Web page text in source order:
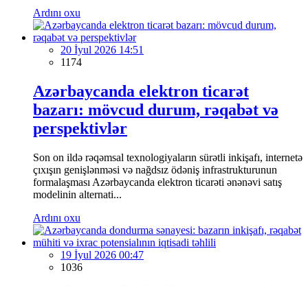
Ardını oxu
20 İyul 2026 14:51
1174
Azərbaycanda elektron ticarət
bazarı: mövcud durum, rəqabət və
perspektivlər
Son on ildə rəqəmsal texnologiyaların sürətli inkişafı, internetə
çıxışın genişlənməsi və nağdsız ödəniş infrastrukturunun
formalaşması Azərbaycanda elektron ticarəti ənənəvi satış
modelinin alternati...
Ardını oxu
19 İyul 2026 00:47
1036